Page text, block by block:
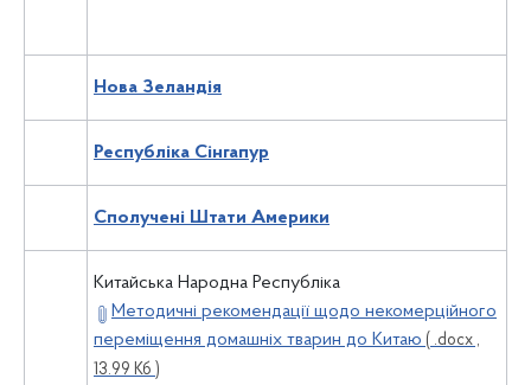
Нова Зеландія
Республіка Сінгапур
Сполучені Штати Америки
Китайська Народна Республіка
Методичні рекомендації щодо некомерційного
переміщення домашніх тварин до Китаю ( .docx ,
13.99 Кб )